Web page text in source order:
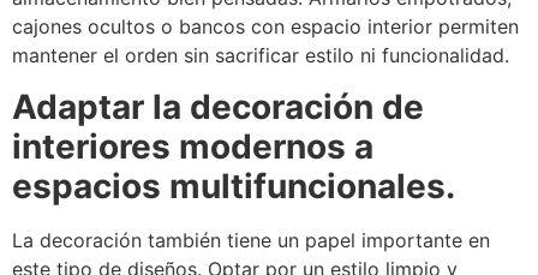
cajones ocultos o bancos con espacio interior permiten
mantener el orden sin sacrificar estilo ni funcionalidad.
Adaptar la decoración de
interiores modernos a
espacios multifuncionales.
La decoración también tiene un papel importante en
este tipo de diseños. Optar por un estilo limpio y